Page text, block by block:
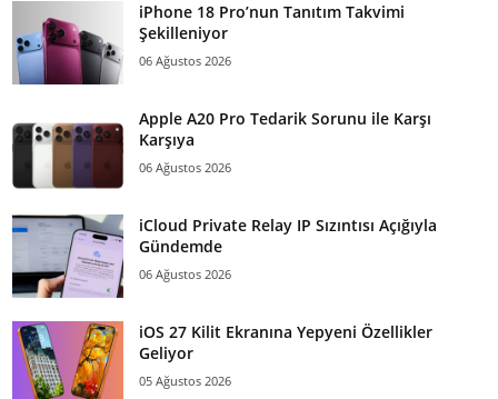
iPhone 18 Pro’nun Tanıtım Takvimi
Şekilleniyor
06 Ağustos 2026
Apple A20 Pro Tedarik Sorunu ile Karşı
Karşıya
06 Ağustos 2026
iCloud Private Relay IP Sızıntısı Açığıyla
Gündemde
06 Ağustos 2026
iOS 27 Kilit Ekranına Yepyeni Özellikler
Geliyor
05 Ağustos 2026